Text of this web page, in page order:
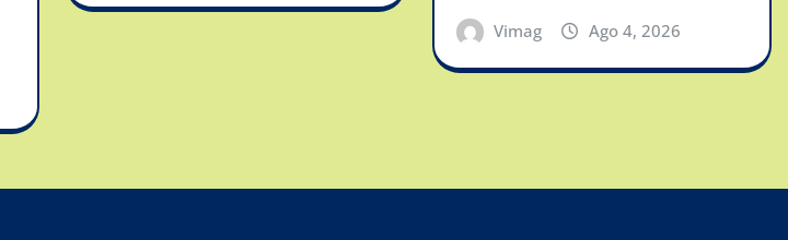
Vimag Ago 4, 2026